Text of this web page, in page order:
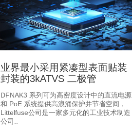
业界最小采用紧凑型表面贴装
封装的3kATVS 二极管
DFNAK3 系列可为高密度设计中的直流电源
和 PoE 系统提供高浪涌保护并节省空间，
Littelfuse公司是一家多元化的工业技术制造
公司..